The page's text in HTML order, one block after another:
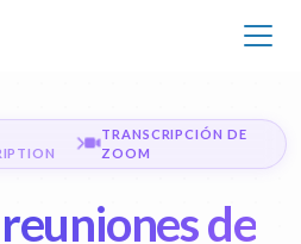
TRANSCRIPCIÓN DE
ZOOM
reuniones de